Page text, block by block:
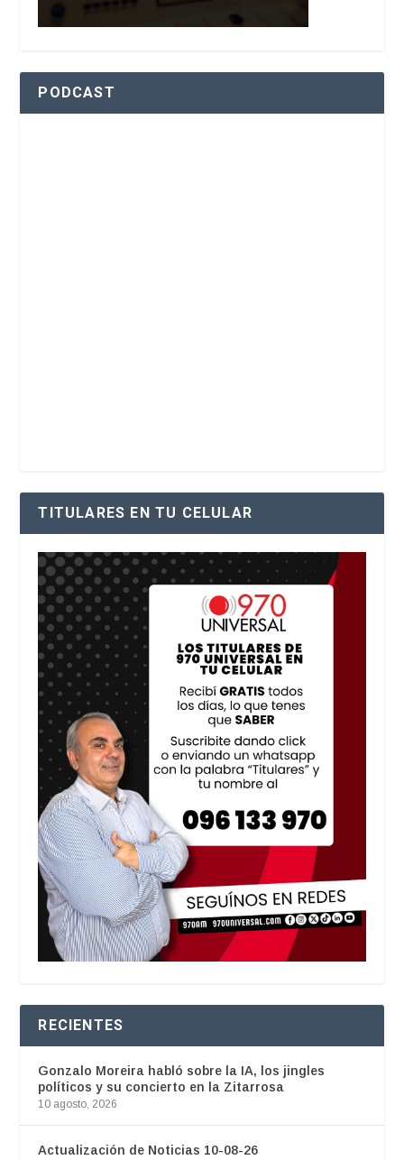
PODCAST
TITULARES EN TU CELULAR
RECIENTES
Gonzalo Moreira habló sobre la IA, los jingles
políticos y su concierto en la Zitarrosa
10 agosto, 2026
Actualización de Noticias 10-08-26